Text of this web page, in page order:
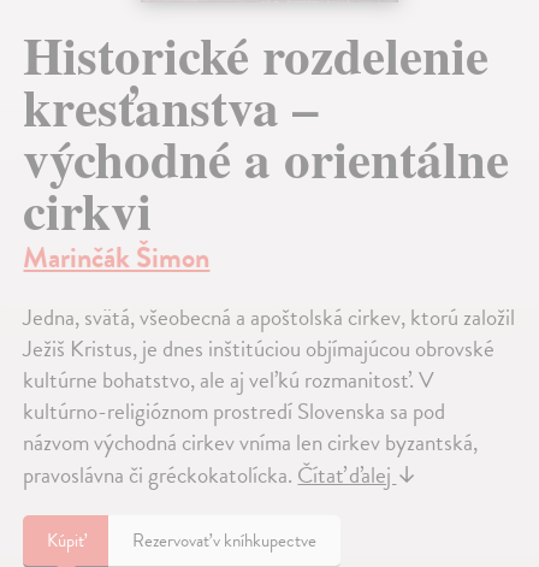
Historické rozdelenie
kresťanstva –
východné a orientálne
cirkvi
Marinčák Šimon
Jedna, svätá, všeobecná a apoštolská cirkev, ktorú založil
Ježiš Kristus, je dnes inštitúciou objímajúcou obrovské
kultúrne bohatstvo, ale aj veľkú rozmanitosť. V
kultúrno-religióznom prostredí Slovenska sa pod
názvom východná cirkev vníma len cirkev byzantská,
pravoslávna či gréckokatolícka.Čítať ďalej↓
Kúpiť Rezervovať v kníhkupectve